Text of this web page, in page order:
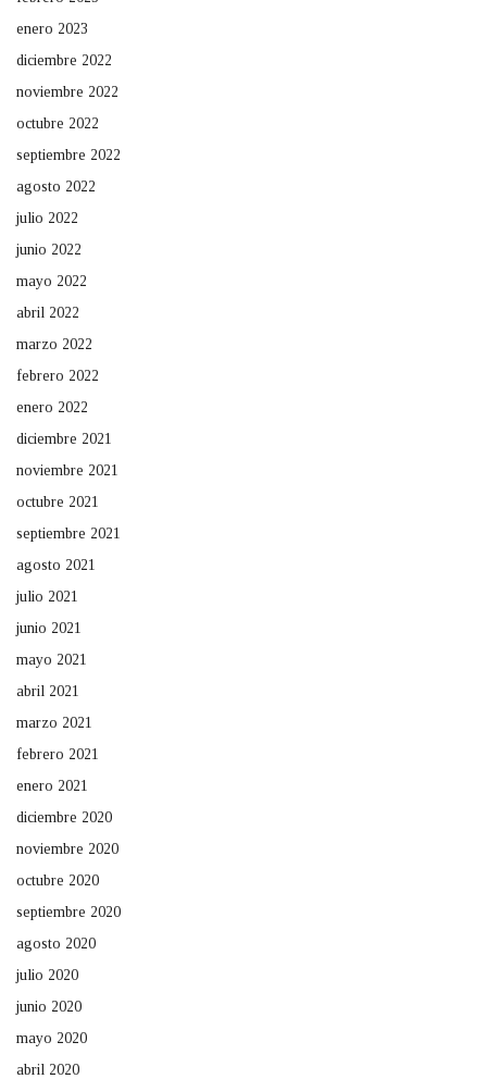
enero 2023
diciembre 2022
noviembre 2022
octubre 2022
septiembre 2022
agosto 2022
julio 2022
junio 2022
mayo 2022
abril 2022
marzo 2022
febrero 2022
enero 2022
diciembre 2021
noviembre 2021
octubre 2021
septiembre 2021
agosto 2021
julio 2021
junio 2021
mayo 2021
abril 2021
marzo 2021
febrero 2021
enero 2021
diciembre 2020
noviembre 2020
octubre 2020
septiembre 2020
agosto 2020
julio 2020
junio 2020
mayo 2020
abril 2020